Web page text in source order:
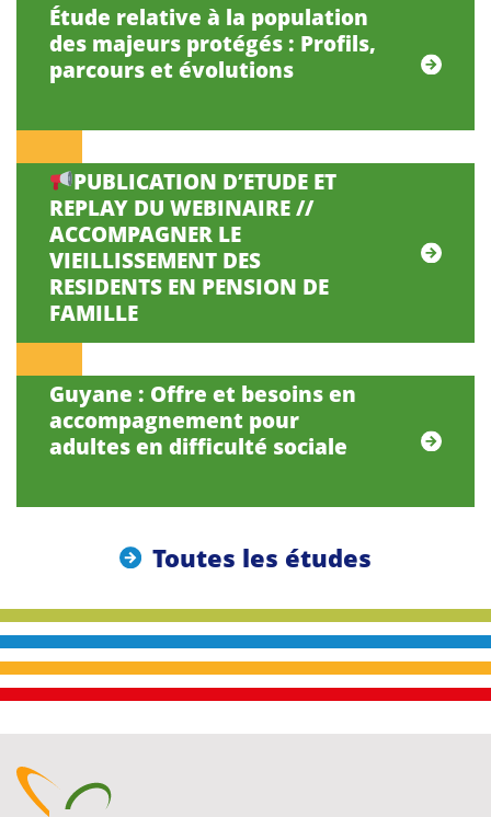
Étude relative à la population
des majeurs protégés : Profils,
parcours et évolutions
PUBLICATION D’ETUDE ET
REPLAY DU WEBINAIRE //
ACCOMPAGNER LE
VIEILLISSEMENT DES
RESIDENTS EN PENSION DE
FAMILLE
Guyane : Offre et besoins en
accompagnement pour
adultes en difficulté sociale
Toutes les études